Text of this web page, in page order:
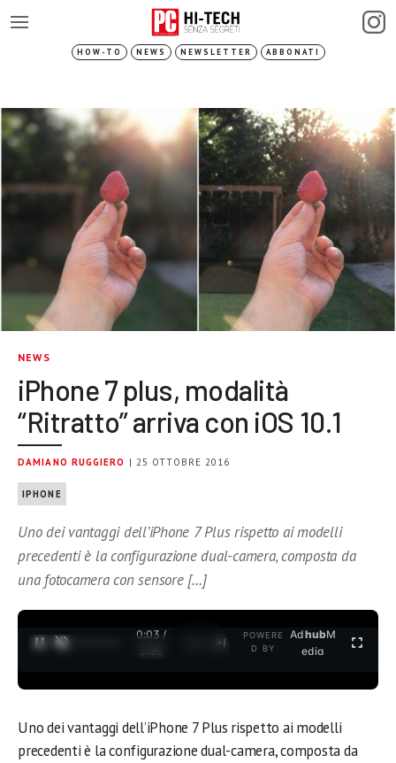
HOW-TO NEWS NEWSLETTER ABBONATI
NEWS
iPhone 7 plus, modalità
“Ritratto” arriva con iOS 10.1
DAMIANO RUGGIERO | 25 OTTOBRE 2016
IPHONE
Uno dei vantaggi dell’iPhone 7 Plus rispetto ai modelli
precedenti è la configurazione dual-camera, composta da
una fotocamera con sensore […]
0:03 /
3:35
POWERE
D BY
AdhubM
edia
Uno dei vantaggi dell’iPhone 7 Plus rispetto ai modelli
precedenti è la configurazione dual-camera, composta da